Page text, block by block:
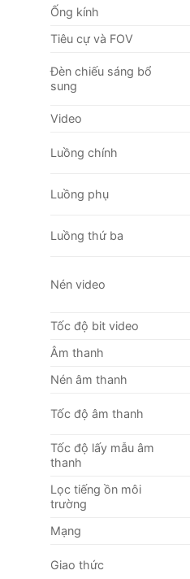
Ống kính
Tiêu cự và FOV
Đèn chiếu sáng bổ
sung
Video
Luồng chính
Luồng phụ
Luồng thứ ba
Nén video
Tốc độ bit video
Âm thanh
Nén âm thanh
Tốc độ âm thanh
Tốc độ lấy mẫu âm
thanh
Lọc tiếng ồn môi
trường
Mạng
Giao thức